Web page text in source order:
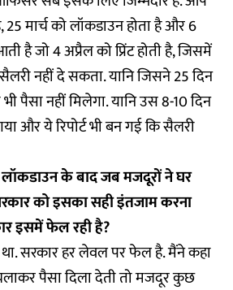
25 मार्च को लॉकडाउन होता है और 6
है जो 4 अप्रैल को प्रिंट होती है, जिसमें
नहीं दे सकता. यानि जिसने 25 दिन
पैसा नहीं मिलेगा. यानि उस 8-10 दिन
और ये रिपोर्ट भी बन गई कि सैलरी
के बाद जब मजदूरों ने घर
को इसका सही इंतजाम करना
इसमें फेल रही है?
सरकार हर लेवल पर फेल है. मैंने कहा
पैसा दिला देती तो मजदूर कुछ